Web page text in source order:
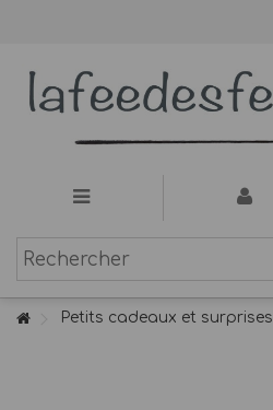
Petits cadeaux et surprises